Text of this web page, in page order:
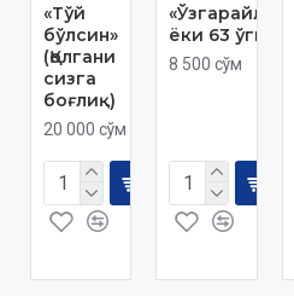
«Тўй
бўлсин»
(Қолгани
сизга
боғлиқ)
20 000 сўм
«Ўзгарайлик
ёки 63 ўгит»
8 500 сўм